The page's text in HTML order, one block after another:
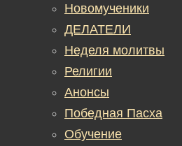
Новомученики
ДЕЛАТЕЛИ
Неделя молитвы
Религии
Анонсы
Победная Пасха
Обучение